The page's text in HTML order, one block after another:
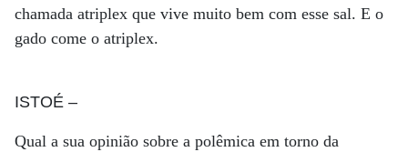
chamada atriplex que vive muito bem com esse sal. E o
gado come o atriplex.
ISTOÉ –
Qual a sua opinião sobre a polêmica em torno da